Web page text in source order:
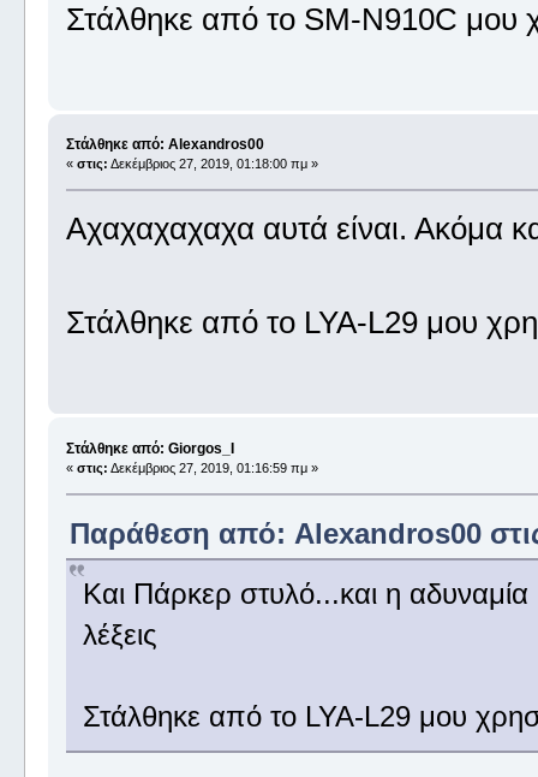
Στάλθηκε από το SM-N910C μου
Στάλθηκε από: Alexandros00
« στις: Δεκέμβριος 27, 2019, 01:18:00 πμ »
Αχαχαχαχαχα αυτά είναι. Ακόμα
Στάλθηκε από το LYA-L29 μου
Στάλθηκε από: Giorgos_I
« στις: Δεκέμβριος 27, 2019, 01:16:59 πμ »
Παράθεση από: Alexandros00
Και Πάρκερ στυλό...και η αδυναμία
λέξεις
Στάλθηκε από το LYA-L29 μου